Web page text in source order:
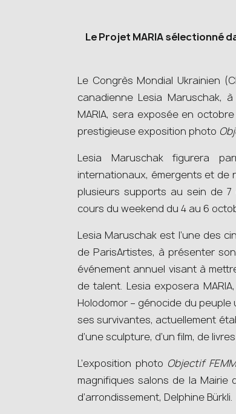
Le Projet MARIA sélectionné
Le Congrès Mondial Ukrainien
canadienne Lesia Maruschak, à
MARIA, sera exposée en
prestigieuse exposition photo
Lesia Maruschak figurera
internationaux, émergents et de
plusieurs supports au sein de
cours du weekend du 4 au 6
Lesia Maruschak est l’une des
de ParisArtistes, à présenter
événement annuel visant à
de talent. Lesia exposera
Holodomor – génocide du peuple
ses survivantes, actuellement
d’une sculpture, d’un film, de
L’exposition photo Objectif
magnifiques salons de la Mairie
d’arrondissement, Delphine Bürkli.